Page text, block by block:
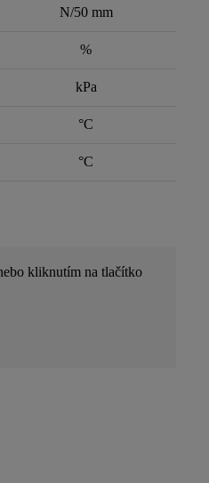
N/50 mm
%
kPa
°C
°C
kliknutím na tlačítko